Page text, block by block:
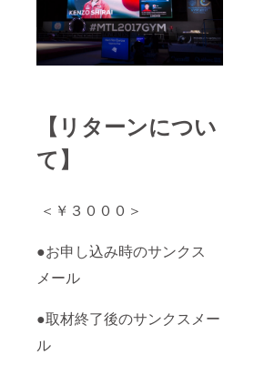
【リターンについ
て】
＜￥３０００＞
●お申し込み時のサンクス
メール
●取材終了後のサンクスメー
ル